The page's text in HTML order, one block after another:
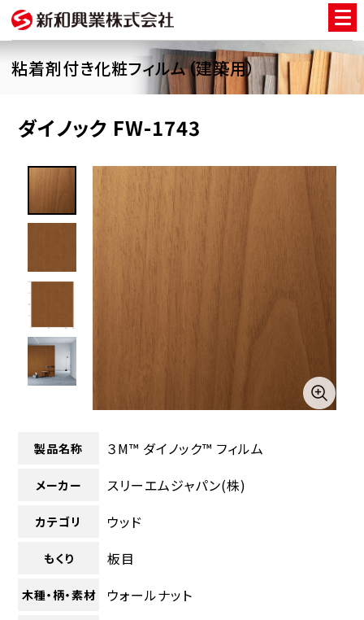
粘着剤付き化粧フィルム（建築用）
ダイノック FW-1743
製品名称 ３M™ ダイノック™ フィルム
メーカー スリーエムジャパン(株)
カテゴリ ウッド
もくり 板目
木種・柄・素材 ウォールナット